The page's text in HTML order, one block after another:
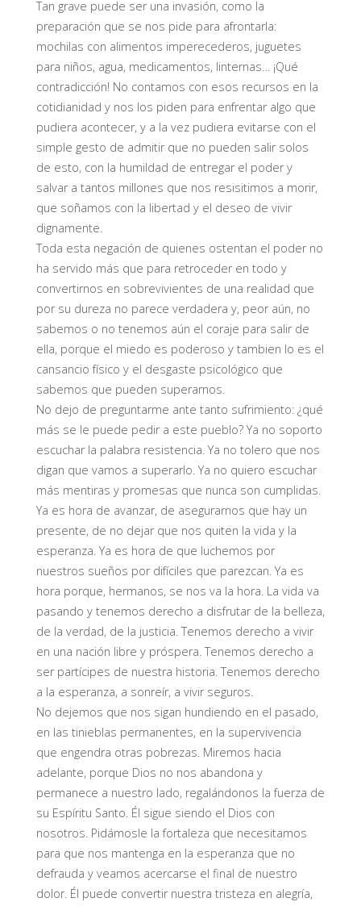
Tan grave puede ser una invasión, como la
preparación que se nos pide para afrontarla:
mochilas con alimentos imperecederos, juguetes
para niños, agua, medicamentos, linternas… ¡Qué
contradicción! No contamos con esos recursos en la
cotidianidad y nos los piden para enfrentar algo que
pudiera acontecer, y a la vez pudiera evitarse con el
simple gesto de admitir que no pueden salir solos
de esto, con la humildad de entregar el poder y
salvar a tantos millones que nos resisitimos a morir,
que soñamos con la libertad y el deseo de vivir
dignamente.
Toda esta negación de quienes ostentan el poder no
ha servido más que para retroceder en todo y
convertirnos en sobrevivientes de una realidad que
por su dureza no parece verdadera y, peor aún, no
sabemos o no tenemos aún el coraje para salir de
ella, porque el miedo es poderoso y tambien lo es el
cansancio físico y el desgaste psicológico que
sabemos que pueden superarnos.
No dejo de preguntarme ante tanto sufrimiento: ¿qué
más se le puede pedir a este pueblo? Ya no soporto
escuchar la palabra resistencia. Ya no tolero que nos
digan que vamos a superarlo. Ya no quiero escuchar
más mentiras y promesas que nunca son cumplidas.
Ya es hora de avanzar, de asegurarnos que hay un
presente, de no dejar que nos quiten la vida y la
esperanza. Ya es hora de que luchemos por
nuestros sueños por difíciles que parezcan. Ya es
hora porque, hermanos, se nos va la hora. La vida va
pasando y tenemos derecho a disfrutar de la belleza,
de la verdad, de la justicia. Tenemos derecho a vivir
en una nación libre y próspera. Tenemos derecho a
ser partícipes de nuestra historia. Tenemos derecho
a la esperanza, a sonreír, a vivir seguros.
No dejemos que nos sigan hundiendo en el pasado,
en las tinieblas permanentes, en la supervivencia
que engendra otras pobrezas. Miremos hacia
adelante, porque Dios no nos abandona y
permanece a nuestro lado, regalándonos la fuerza de
su Espíritu Santo. Él sigue siendo el Dios con
nosotros. Pidámosle la fortaleza que necesitamos
para que nos mantenga en la esperanza que no
defrauda y veamos acercarse el final de nuestro
dolor. Él puede convertir nuestra tristeza en alegría,